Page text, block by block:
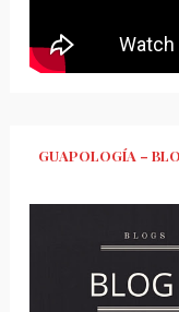
GUAPOLOGÍA –